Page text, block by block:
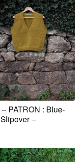
PATRON : Blue-
--